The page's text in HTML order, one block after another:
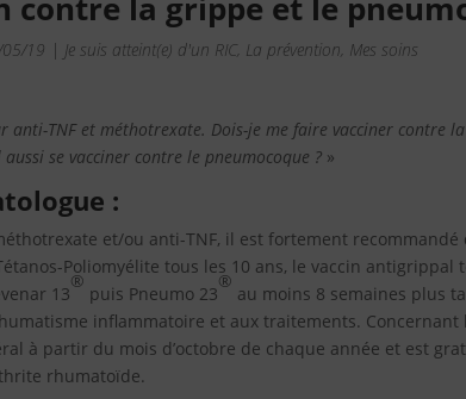
05/19 | Je suis atteint(e) d'un RIC, La prévention, Mes soins
anti-TNF et méthotrexate. Dois-je me faire vacciner contre
se vacciner contre le pneumocoque ? »
:
et/ou anti-TNF, il est fortement recommandé
Poliomyélite tous les 10 ans, le vaccin antigrippal
13
®
puis Pneumo 23
®
au moins 8 semaines plus
inflammatoire et aux traitements. Concernant
à partir du mois d’octobre de chaque année et est
rhumatoïde.